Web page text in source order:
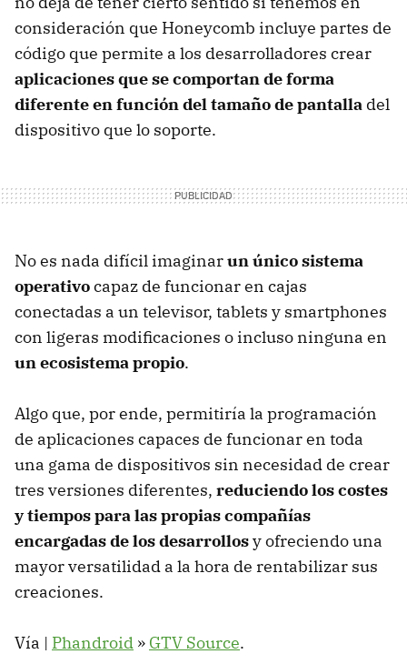
consideración que Honeycomb incluye partes de
código que permite a los desarrolladores crear
aplicaciones que se comportan de forma
diferente en función del tamaño de pantalla del
dispositivo que lo soporte.
No es nada difícil imaginarun único sistema
operativocapaz de funcionar en cajas
conectadas a un televisor, tablets y smartphones
con ligeras modificaciones o incluso ninguna en
un ecosistema propio.
Algo que, por ende, permitiría la programación
de aplicaciones capaces de funcionar en toda
una gama de dispositivos sin necesidad de crear
tres versiones diferentes, reduciendo los costes
y tiempos para las propias compañías
encargadas de los desarrollosy ofreciendo una
mayor versatilidad a la hora de rentabilizar sus
creaciones.
Vía | Phandroid » GTV Source.